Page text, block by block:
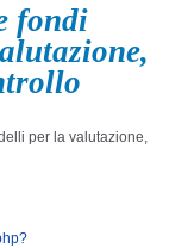
fondi
per la valutazione,